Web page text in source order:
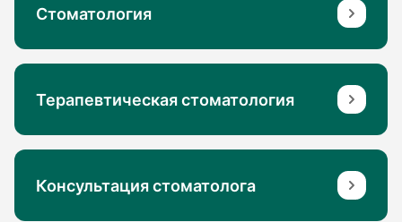
Стоматология
Терапевтическая стоматология
Консультация стоматолога